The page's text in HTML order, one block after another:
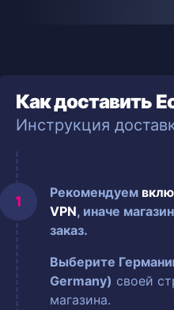
Как доставить
Инструкция
Рекомендуем
VPN, иначе
заказ.
Выберите
Germany) своей
магазина.